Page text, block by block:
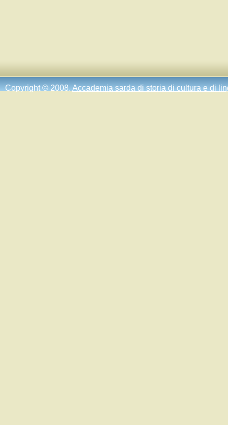
Copyright © 2008.Accademia sarda di storia di cultura e di